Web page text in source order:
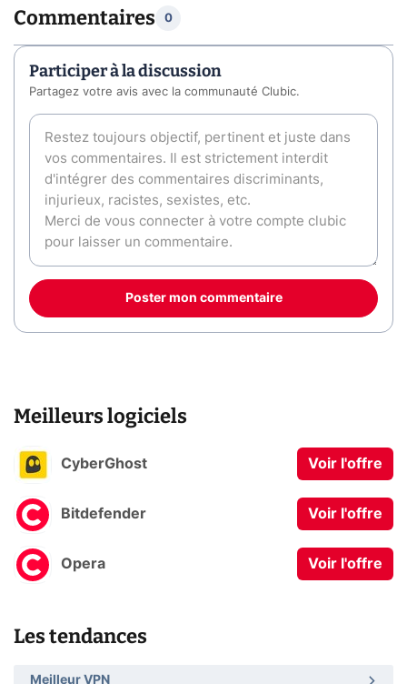
Commentaires 0
Participer à la discussion
Partagez votre avis avec la communauté Clubic.
Poster mon commentaire
Meilleurs logiciels
CyberGhost Voir l'offre
Bitdefender Voir l'offre
Opera Voir l'offre
Les tendances
Meilleur VPN